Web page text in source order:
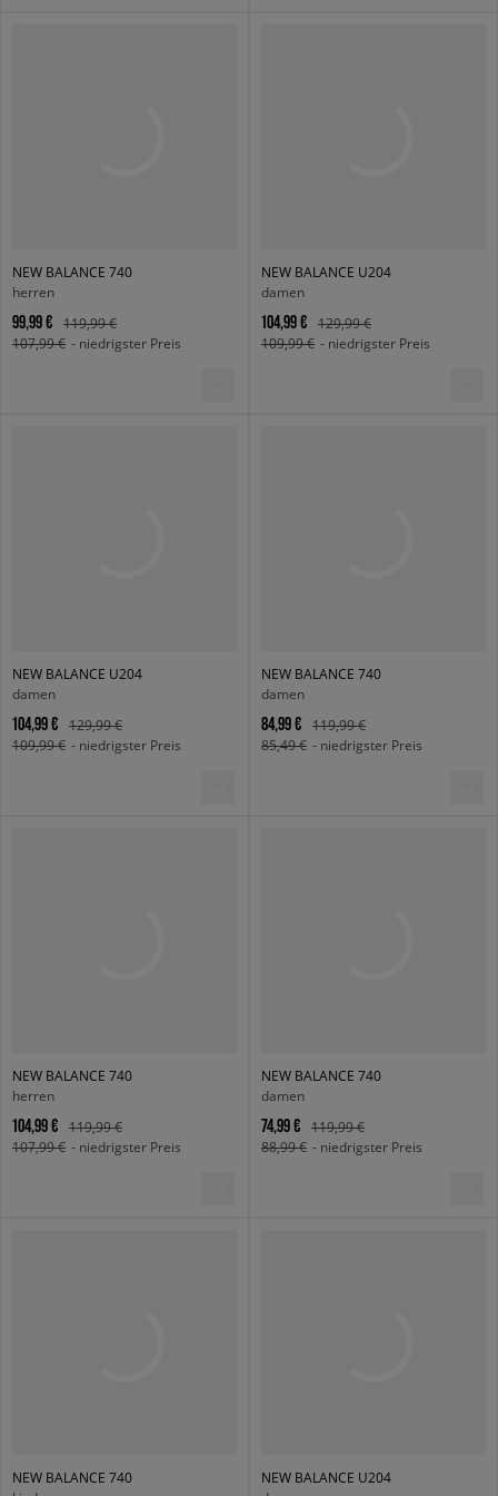
NEW BALANCE 740
herren
99,99 €
119,99 €
107,99 € - niedrigster Preis
NEW BALANCE U204
damen
104,99 €
129,99 €
109,99 € - niedrigster Preis
NEW BALANCE U204
damen
104,99 €
129,99 €
109,99 € - niedrigster Preis
NEW BALANCE 740
damen
84,99 €
119,99 €
85,49 € - niedrigster Preis
NEW BALANCE 740
herren
104,99 €
119,99 €
107,99 € - niedrigster Preis
NEW BALANCE 740
damen
74,99 €
119,99 €
88,99 € - niedrigster Preis
NEW BALANCE 740
NEW BALANCE U204